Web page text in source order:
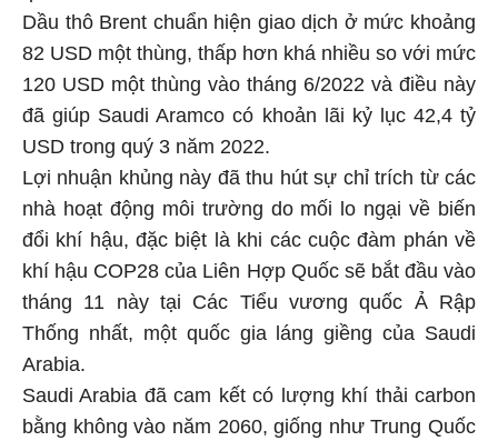
Dầu thô Brent chuẩn hiện giao dịch ở mức khoảng
82 USD một thùng, thấp hơn khá nhiều so với mức
120 USD một thùng vào tháng 6/2022 và điều này
đã giúp Saudi Aramco có khoản lãi kỷ lục 42,4 tỷ
USD trong quý 3 năm 2022.
Lợi nhuận khủng này đã thu hút sự chỉ trích từ các
nhà hoạt động môi trường do mối lo ngại về biến
đổi khí hậu, đặc biệt là khi các cuộc đàm phán về
khí hậu COP28 của Liên Hợp Quốc sẽ bắt đầu vào
tháng 11 này tại Các Tiểu vương quốc Ả Rập
Thống nhất, một quốc gia láng giềng của Saudi
Arabia.
Saudi Arabia đã cam kết có lượng khí thải carbon
bằng không vào năm 2060, giống như Trung Quốc